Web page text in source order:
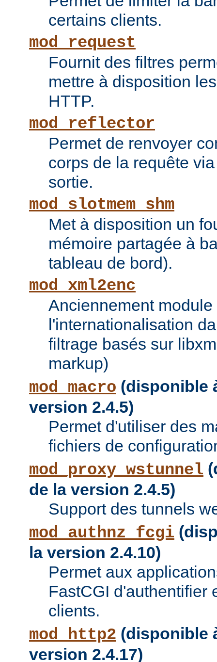
certains clients.
mod_request
Fournit des filtres
mettre à disposition
HTTP.
mod_reflector
Permet de renvoyer
corps de la requête
sortie.
mod_slotmem_shm
Met à disposition un
mémoire partagée à
tableau de bord).
mod_xml2enc
Anciennement
l'internationalisation
filtrage basés sur
markup)
mod_macro (disponible
version 2.4.5)
Permet d'utiliser des
fichiers de
mod_proxy_wstunnel
de la version 2.4.5)
Support des tunnels
mod_authnz_fcgi
la version 2.4.10)
Permet aux
FastCGI d'authentifier
clients.
mod_http2 (disponible
version 2.4.17)